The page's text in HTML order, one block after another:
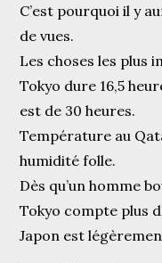
C’est pourquoi il y
de vues.
Les choses les plus
Tokyo dure 16,5
est de 30 heures.
Température au
humidité folle.
Dès qu’un homme
Tokyo compte plus
Japon est